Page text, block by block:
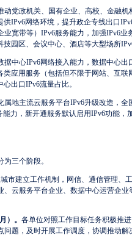
动党政机关、国有企业、高校、金融
IPv6网络环境，提升政企专线出口
业宽带等）IPv6服务能力，加强IPv6
园区、会议中心、酒店等大型场所
据中心IPv6网络接入能力，数据中心
应用服务（包括但不限于网站、互
出口IPv6流量占比。
属地主流云服务平台IPv6升级改造，
力，新开通服务默认启用IPv6功能
三个阶段。
市建立工作机制，网信、通信管理、
云服务平台企业、数据中心运营企
）。 各单位对照工作目标任务积极推
题，及时开展工作调度，协调推动解